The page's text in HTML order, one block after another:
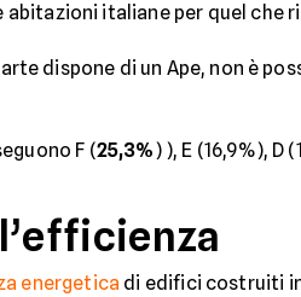
abitazioni italiane per quel che
dispone di un Ape, non è
F (25,3%) ), E (16,9%),
energetica di edifici costruiti